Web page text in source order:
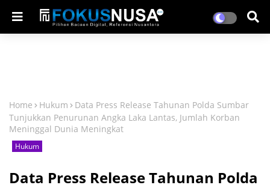
Home Hukum
Data Press Release Tahunan Polda Sumbar
Tunjukkan Penurunan Angka Laka Lantas, Jumlah Korban
Meninggal Dunia Meningkat
Hukum
Data Press Release Tahunan Polda